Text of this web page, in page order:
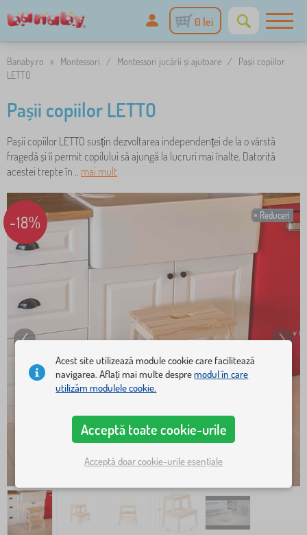
0 lei
Banaby.ro » Montessori / Montessori jucării și ajutoare /
Pașii copiilor
LETTO
Pașii copiilor LETTO
Pașii copiilor LETTO susțin dezvoltarea independenței de la o vârstă
fragedă și îi permit copilului să ajungă la lucruri mai înalte. Datorită
acestei trepte în .. mai mult
Reduceri
-18%
Acest site utilizează module cookie care facilitează
navigarea. Aflați mai multe despremodul în care
utilizăm modulele cookie.
Acceptă toate cookie-urile
Acceptă doar cookie-urile esențiale